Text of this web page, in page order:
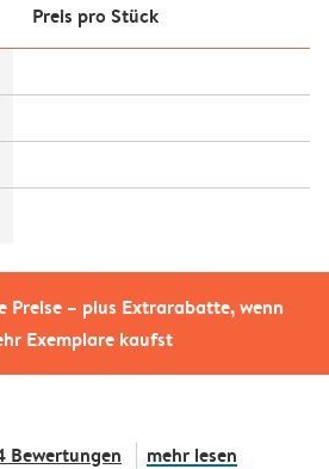
Preise – plus Extrarabatte, wenn
Exemplare kaufst
Preis pro Stück
Bewertungen mehr lesen